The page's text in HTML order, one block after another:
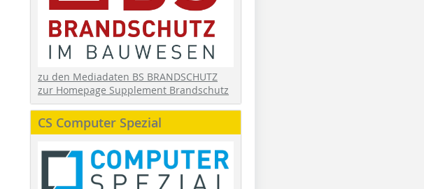
zu den Mediadaten BS BRANDSCHUTZ
zur Homepage Supplement Brandschutz
CS Computer Spezial